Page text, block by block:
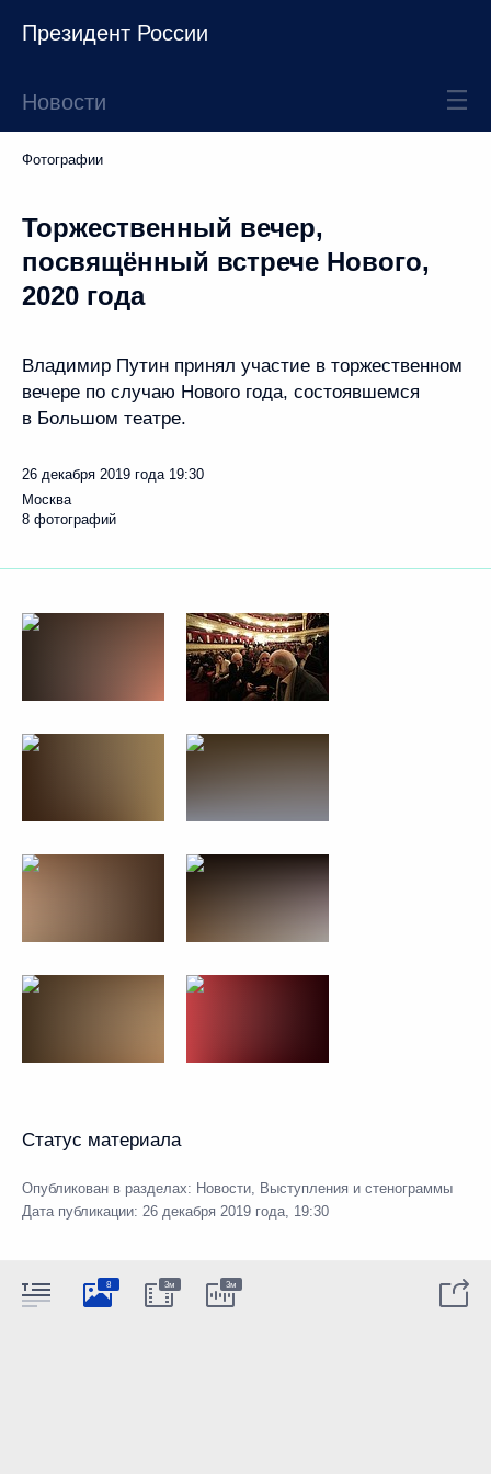
Президент России
Новости
Фотографии
Торжественный вечер,
посвящённый встрече Нового,
2020 года
Владимир Путин принял участие в торжественном
вечере по случаю Нового года, состоявшемся
в Большом театре.
26 декабря 2019 года 19:30
Москва
8 фотографий
Статус материала
Опубликован в разделах: Новости, Выступления и стенограммы
Дата публикации: 26 декабря 2019 года, 19:30
8 3м 3м